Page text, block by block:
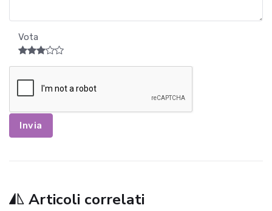
Vota
Invia
Articoli correlati